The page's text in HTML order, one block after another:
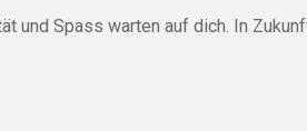
und Spass warten auf dich. In